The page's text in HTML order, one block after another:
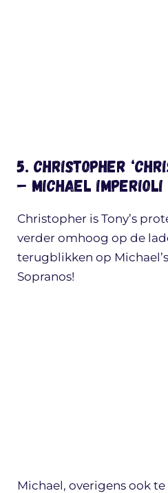
5. Christopher
– Michael Imperioli
Christopher is Tony’s
verder omhoog op de
terugblikken op
Sopranos!
Michael, overigens ook te